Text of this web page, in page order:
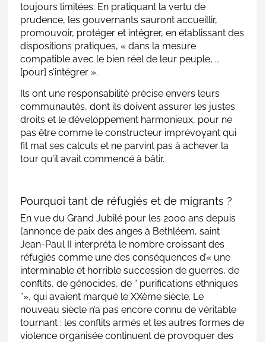
toujours limitées. En pratiquant la vertu de
prudence, les gouvernants sauront accueillir,
promouvoir, protéger et intégrer, en établissant des
dispositions pratiques, « dans la mesure
compatible avec le bien réel de leur peuple, …
[pour] s’intégrer ».
Ils ont une responsabilité précise envers leurs
communautés, dont ils doivent assurer les justes
droits et le développement harmonieux, pour ne
pas être comme le constructeur imprévoyant qui
fit mal ses calculs et ne parvint pas à achever la
tour qu’il avait commencé à bâtir.
Pourquoi tant de réfugiés et de migrants ?
En vue du Grand Jubilé pour les 2000 ans depuis
l’annonce de paix des anges à Bethléem, saint
Jean-Paul II interpréta le nombre croissant des
réfugiés comme une des conséquences d’« une
interminable et horrible succession de guerres, de
conflits, de génocides, de “ purifications ethniques
”», qui avaient marqué le XXème siècle. Le
nouveau siècle n’a pas encore connu de véritable
tournant : les conflits armés et les autres formes de
violence organisée continuent de provoquer des